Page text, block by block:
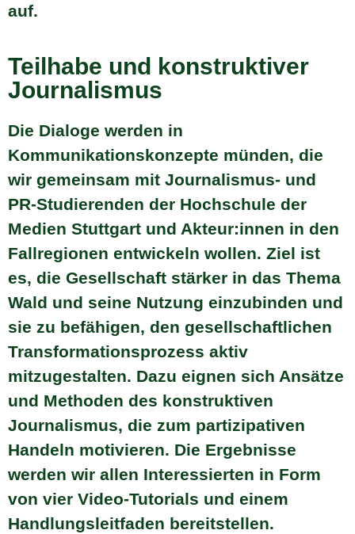
auf.
Teilhabe und konstruktiver
Journalismus
Die Dialoge werden in
Kommunikationskonzepte münden, die
wir gemeinsam mit Journalismus- und
PR-Studierenden der Hochschule der
Medien Stuttgart und Akteur:innen in den
Fallregionen entwickeln wollen. Ziel ist
es, die Gesellschaft stärker in das Thema
Wald und seine Nutzung einzubinden und
sie zu befähigen, den gesellschaftlichen
Transformationsprozess aktiv
mitzugestalten. Dazu eignen sich Ansätze
und Methoden des konstruktiven
Journalismus, die zum partizipativen
Handeln motivieren. Die Ergebnisse
werden wir allen Interessierten in Form
von vier Video-Tutorials und einem
Handlungsleitfaden bereitstellen.